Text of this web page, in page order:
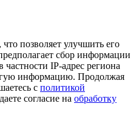
позволяет улучшить его
сбор информации
частности IP-адрес региона
информацию. Продолжая
с политикой
согласие на обработку